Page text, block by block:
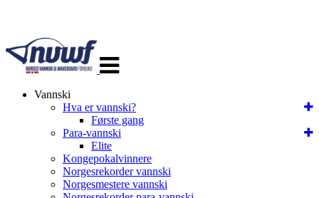
navigasjon
Vannski
Hva er vannski?
Første gang
Para-vannski
Elite
Kongepokalvinnere
Norgesrekorder vannski
Norgesmestere vannski